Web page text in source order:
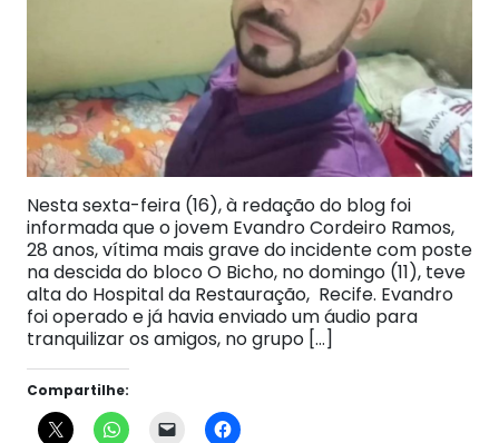
Nesta sexta-feira (16), à redação do blog foi
informada que o jovem Evandro Cordeiro Ramos,
28 anos, vítima mais grave do incidente com poste
na descida do bloco O Bicho, no domingo (11), teve
alta do Hospital da Restauração, Recife. Evandro
foi operado e já havia enviado um áudio para
tranquilizar os amigos, no grupo […]
Compartilhe: